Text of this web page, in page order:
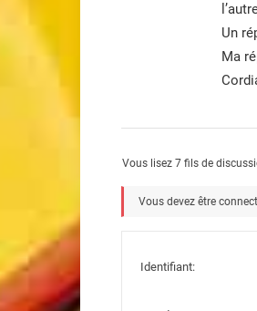
Un
Ma
Vous lisez 7 fils de
Vous devez être
Identifiant: